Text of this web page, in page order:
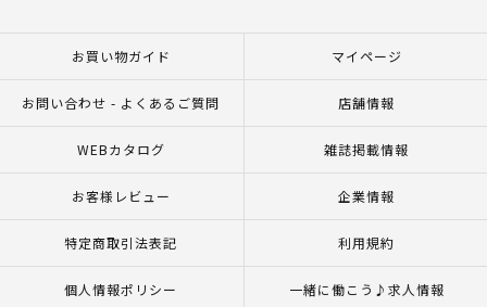
お買い物ガイド マイページ
お問い合わせ - よくあるご質問 店舗情報
WEBカタログ 雑誌掲載情報
お客様レビュー 企業情報
特定商取引法表記 利用規約
個人情報ポリシー 一緒に働こう♪求人情報